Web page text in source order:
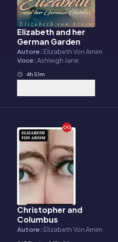
Audiolibro
Elizabeth and her
German Garden
Autore: Elizabeth Von Arnim
Voce:Ashleigh Jane
4h 51m
E-book
Christopher and
Columbus
Autore: Elizabeth Von Arnim